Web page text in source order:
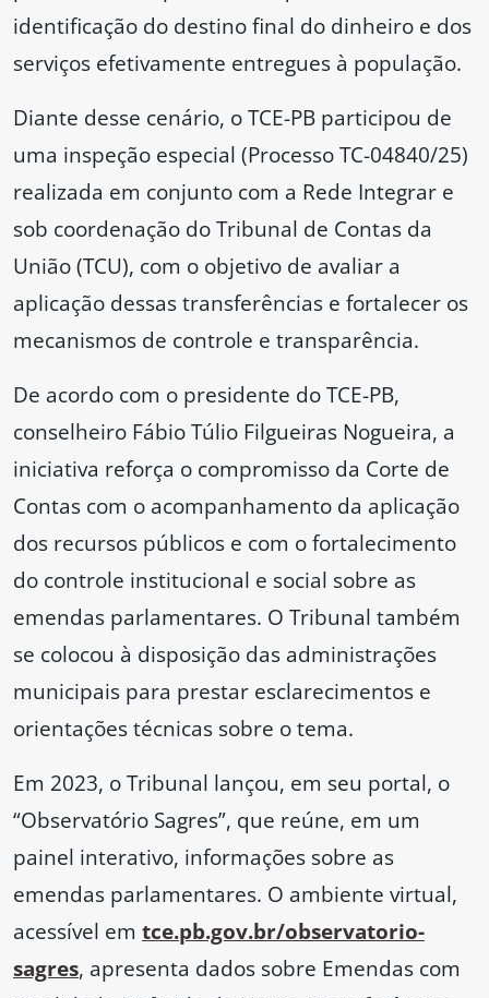
identificação do destino final do dinheiro e dos
serviços efetivamente entregues à população.
Diante desse cenário, o TCE-PB participou de
uma inspeção especial (Processo TC-04840/25)
realizada em conjunto com a Rede Integrar e
sob coordenação do Tribunal de Contas da
União (TCU), com o objetivo de avaliar a
aplicação dessas transferências e fortalecer os
mecanismos de controle e transparência.
De acordo com o presidente do TCE-PB,
conselheiro Fábio Túlio Filgueiras Nogueira, a
iniciativa reforça o compromisso da Corte de
Contas com o acompanhamento da aplicação
dos recursos públicos e com o fortalecimento
do controle institucional e social sobre as
emendas parlamentares. O Tribunal também
se colocou à disposição das administrações
municipais para prestar esclarecimentos e
orientações técnicas sobre o tema.
Em 2023, o Tribunal lançou, em seu portal, o
“Observatório Sagres”, que reúne, em um
painel interativo, informações sobre as
emendas parlamentares. O ambiente virtual,
acessível em tce.pb.gov.br/observatorio-
sagres, apresenta dados sobre Emendas com